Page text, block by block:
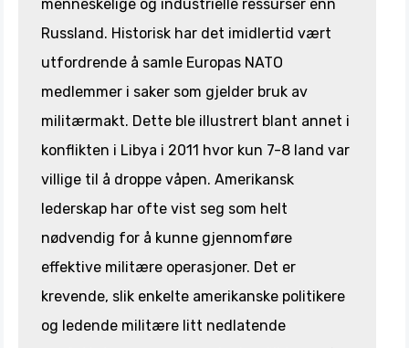
menneskelige og industrielle ressurser enn
Russland. Historisk har det imidlertid vært
utfordrende å samle Europas NATO
medlemmer i saker som gjelder bruk av
militærmakt. Dette ble illustrert blant annet i
konflikten i Libya i 2011 hvor kun 7-8 land var
villige til å droppe våpen. Amerikansk
lederskap har ofte vist seg som helt
nødvendig for å kunne gjennomføre
effektive militære operasjoner. Det er
krevende, slik enkelte amerikanske politikere
og ledende militære litt nedlatende